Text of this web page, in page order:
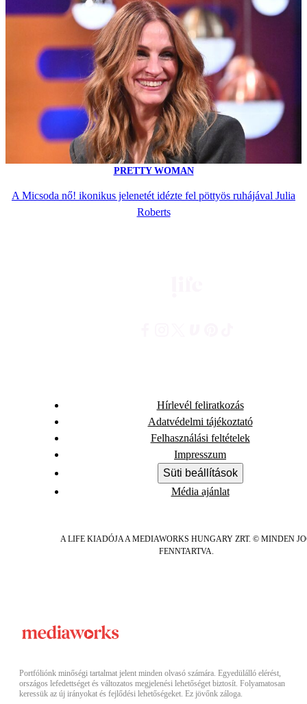
PRETTY WOMAN
A Micsoda nő! ikonikus jelenetét idézte fel pöttyös ruhájával Julia
Roberts
Hírlevél feliratkozás
Adatvédelmi tájékoztató
Felhasználási feltételek
Impresszum
Süti beállítások
Média ajánlat
A LIFE KIADÓJA A MEDIAWORKS HUNGARY ZRT. © MINDEN
FENNTARTVA.
Portfóliónk minőségi tartalmat jelent minden olvasó számára. Egyedülálló elérést,
országos lefedettséget és változatos megjelenési lehetőséget biztosít. Folyamatosan
keressük az új irányokat és fejlődési lehetőségeket. Ez jövőnk záloga.